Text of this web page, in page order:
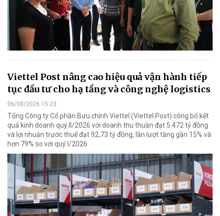
Viettel Post nâng cao hiệu quả vận hành tiếp
tục đầu tư cho hạ tầng và công nghệ logistics
06/08/2026 15:23
Tổng Công ty Cổ phần Bưu chính Viettel (Viettel Post) công bố kết
quả kinh doanh quý II/2026 với doanh thu thuần đạt 5.472 tỷ đồng
và lợi nhuận trước thuế đạt 92,73 tỷ đồng, lần lượt tăng gần 15% và
hơn 79% so với quý I/2026.